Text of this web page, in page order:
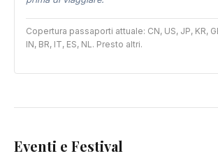
Copertura passaporti attuale: CN, US, JP, KR,
IN, BR, IT, ES, NL. Presto altri.
Eventi e Festival